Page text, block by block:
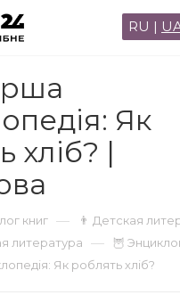
RU |
Як
хліб? |
книг — 👨 Детская
литература — 🦉
Як роблять хліб?